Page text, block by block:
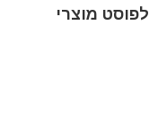
משלוח חינם בתנאי הגעה ל-49$ לפוסט מוצרי